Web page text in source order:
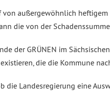
von außergewöhnlich
die von der
der GRÜNEN im
die die Kommune
die Landesregierung eine